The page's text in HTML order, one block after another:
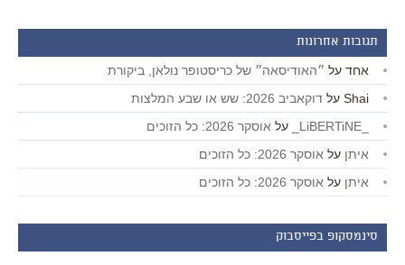
תגובות אחרונות
אחד על ״האודיסאה״ של כריסטופר נולאן, ביקורת
Shai על דוקאביב 2026: שש או שבע המלצות
על אוסקר 2026: כל הזוכים
איתן על אוסקר 2026: כל הזוכים
איתן על אוסקר 2026: כל הזוכים
סינמסקופ בפייסבוק